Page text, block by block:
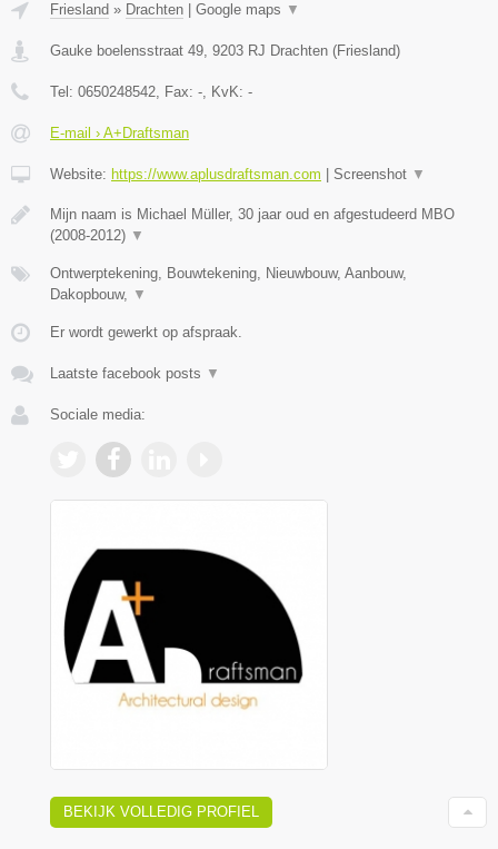
Friesland » Drachten Google maps ▼
Gauke boelensstraat 49, 9203 RJ Drachten (Friesland)
Tel: 0650248542, Fax: -, KvK: -
E-mail › A+Draftsman
Website: https://www.aplusdraftsman.com Screenshot ▼
Mijn naam is Michael Müller, 30 jaar oud en afgestudeerd MBO
(2008-2012) ▼
Ontwerptekening, Bouwtekening, Nieuwbouw, Aanbouw,
Dakopbouw, ▼
Er wordt gewerkt op afspraak.
Laatste facebook posts ▼
Sociale media:
BEKIJK VOLLEDIG PROFIEL